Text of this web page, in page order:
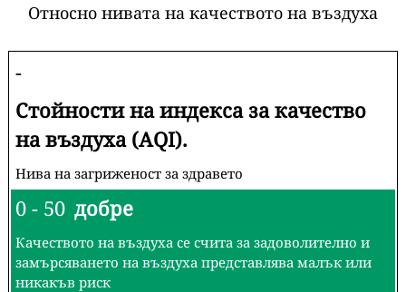
Относно нивата на качеството на въздуха
-
Стойности на индекса за качество
на въздуха (AQI).
Нива на загриженост за здравето
0 - 50 добре
Качеството на въздуха се счита за задоволително и
замърсяването на въздуха представлява малък или
никакъв риск